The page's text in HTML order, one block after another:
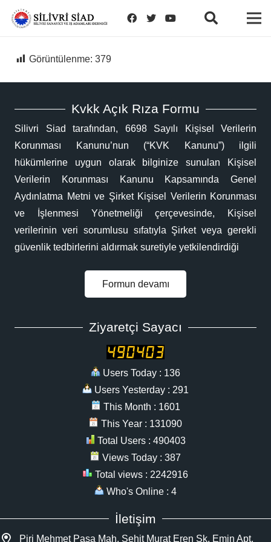
Görüntülenme: 379
Kvkk Açık Rıza Formu
Silivri Siad tarafından, 6698 Sayılı Kişisel Verilerin
Korunması Kanunu’nun (“KVK Kanunu”) ilgili
hükümlerine uygun olarak bilginize sunulan Kişisel
Verilerin Korunması Kanunu Kapsamında Genel
Aydınlatma Metni ve Şirket Kişisel Verilerin Korunması
ve İşlenmesi Yönetmeliği çerçevesinde, Kişisel
verilerinin veri sorumlusu sıfatıyla Şirket veya gerekli
güvenlik tedbirlerini aldırmak suretiyle yetkilendirdiği
Formun devamı
Ziyaretçi Sayacı
Users Today : 136
Users Yesterday : 291
This Month : 1601
This Year : 131090
Total Users : 490403
Views Today : 387
Total views : 2242916
Who's Online : 4
İletişim
Piri Mehmet Paşa Mah. Şehit Murat Eren Sk. Emin Apt.